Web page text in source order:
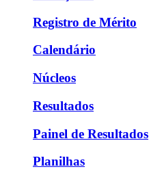
Registro de Mérito
Calendário
Núcleos
Resultados
Painel de Resultados
Planilhas